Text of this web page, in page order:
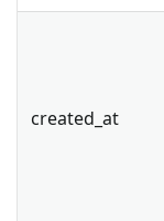
created_at